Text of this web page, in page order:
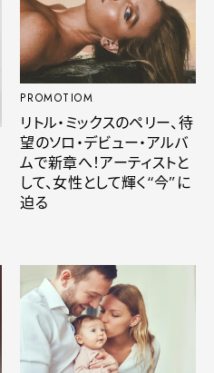
PROMOTIOM
リトル・ミックスのペリー、待
望のソロ・デビュー・アルバ
ムで新章へ！アーティストと
して、女性として輝く“今”に
迫る